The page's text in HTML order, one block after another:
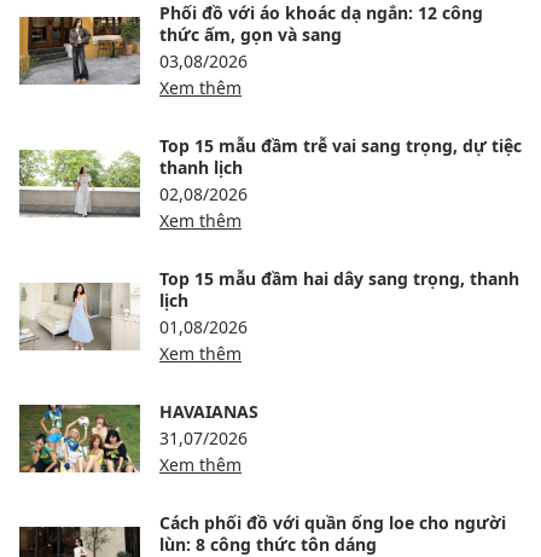
Phối đồ với áo khoác dạ ngắn: 12 công
thức ấm, gọn và sang
03,08/2026
Xem thêm
Top 15 mẫu đầm trễ vai sang trọng, dự tiệc
thanh lịch
02,08/2026
Xem thêm
Top 15 mẫu đầm hai dây sang trọng, thanh
lịch
01,08/2026
Xem thêm
HAVAIANAS
31,07/2026
Xem thêm
Cách phối đồ với quần ống loe cho người
lùn: 8 công thức tôn dáng